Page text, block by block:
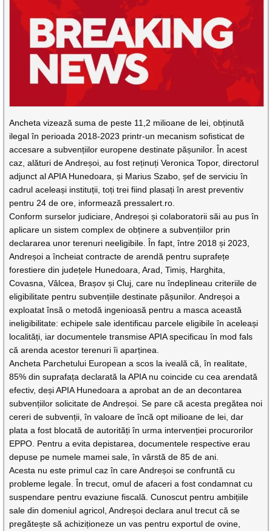
Ancheta vizează suma de peste 11,2 milioane de lei, obținută
ilegal în perioada 2018-2023 printr-un mecanism sofisticat de
accesare a subvențiilor europene destinate pășunilor. În acest
caz, alături de Andreșoi, au fost reținuți Veronica Topor, directorul
adjunct al APIA Hunedoara, și Marius Szabo, șef de serviciu în
cadrul aceleași instituții, toți trei fiind plasați în arest preventiv
pentru 24 de ore, informează pressalert.ro.
Conform surselor judiciare, Andreșoi și colaboratorii săi au pus în
aplicare un sistem complex de obținere a subvențiilor prin
declararea unor terenuri neeligibile. În fapt, între 2018 și 2023,
Andreșoi a încheiat contracte de arendă pentru suprafețe
forestiere din județele Hunedoara, Arad, Timiș, Harghita,
Covasna, Vâlcea, Brașov și Cluj, care nu îndeplineau criteriile de
eligibilitate pentru subvențiile destinate pășunilor. Andreșoi a
exploatat însă o metodă ingenioasă pentru a masca această
ineligibilitate: echipele sale identificau parcele eligibile în aceleași
localități, iar documentele transmise APIA specificau în mod fals
că arenda acestor terenuri îi aparținea.
Ancheta Parchetului European a scos la iveală că, în realitate,
85% din suprafața declarată la APIA nu coincide cu cea arendată
efectiv, deși APIA Hunedoara a aprobat an de an decontarea
subvențiilor solicitate de Andreșoi. Se pare că acesta pregătea noi
cereri de subvenții, în valoare de încă opt milioane de lei, dar
plata a fost blocată de autorități în urma intervenției procurorilor
EPPO. Pentru a evita depistarea, documentele respective erau
depuse pe numele mamei sale, în vârstă de 85 de ani.
Acesta nu este primul caz în care Andreșoi se confruntă cu
probleme legale. În trecut, omul de afaceri a fost condamnat cu
suspendare pentru evaziune fiscală. Cunoscut pentru ambițiile
sale din domeniul agricol, Andreșoi declara anul trecut că se
pregătește să achiziționeze un vas pentru exportul de ovine,